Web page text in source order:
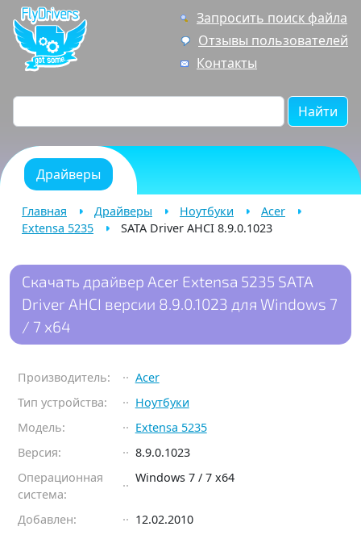
Запросить поиск файла
Отзывы пользователей
Контакты
Найти
Драйверы
Главная Драйверы Ноутбуки
Acer
Extensa 5235
SATA Driver AHCI 8.9.0.1023
Скачать драйвер Acer Extensa 5235 SATA
Driver AHCI версии 8.9.0.1023 для Windows 7
/ 7 x64
Производитель:
Acer
Тип устройства:
Ноутбуки
Модель:
Extensa 5235
Версия:
8.9.0.1023
Операционная
система:
Windows 7 / 7 x64
Добавлен:
12.02.2010